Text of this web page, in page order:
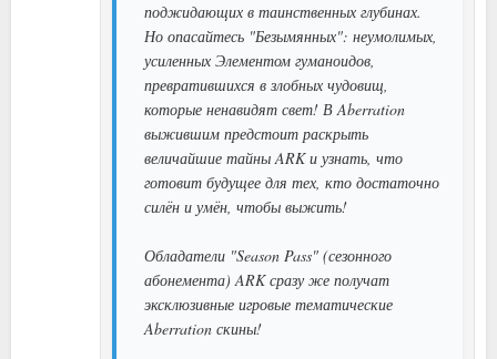
поджидающих в таинственных глубинах.
Но опасайтесь "Безымянных": неумолимых,
усиленных Элементом гуманоидов,
превратившихся в злобных чудовищ,
которые ненавидят свет! В Aberration
выжившим предстоит раскрыть
величайшие тайны ARK и узнать, что
готовит будущее для тех, кто достаточно
силён и умён, чтобы выжить!
Обладатели "Season Pass" (сезонного
абонемента) ARK сразу же получат
эксклюзивные игровые тематические
Aberration скины!